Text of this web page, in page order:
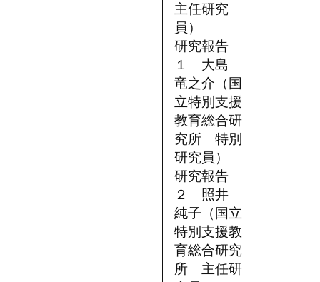
主任研究
員）
研究報告
１ 大島
竜之介（国
立特別支援
教育総合研
究所 特別
研究員）
研究報告
２ 照井
純子（国立
特別支援教
育総合研究
所 主任研